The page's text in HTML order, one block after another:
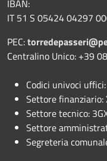
IBAN:
IT 51 S 05424 04297
PEC:
Centralino Unico: +39
Codici univoci uffici:
Settore finanziario:
Settore tecnico:
Settore
Segreteria